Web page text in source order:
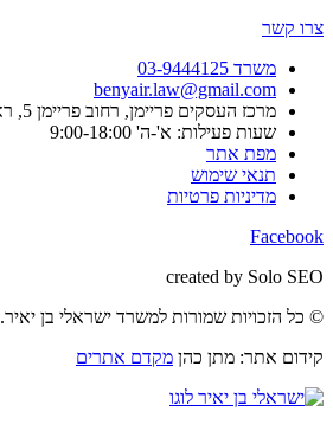
צרו קשר
משרד 03-9444125
benyair.law@gmail.com
מרכז העסקים פריימן, רחוב פריימן 5, ראשון לציון.
שעות פעילות: א'-ה' 9:00-18:00
מפת אתר
תנאי שימוש
מדיניות פרטיות
Facebook
created by Solo SEO
© כל הזכויות שמורות למשרד ישראלי בן יאיר.
קידום אתר: מתן כהן מקדם אתרים